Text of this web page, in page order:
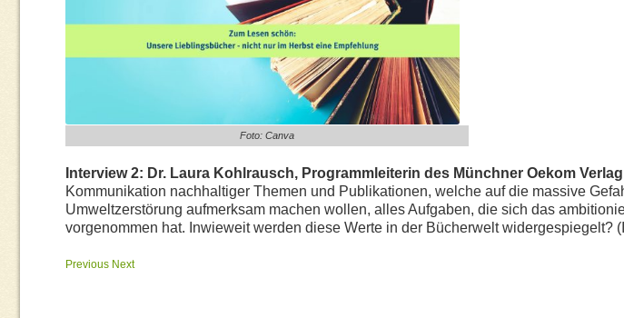
Foto: Canva
Interview 2: Dr. Laura Kohlrausch, Programmleiterin des Münchner Oekom
Kommunikation nachhaltiger Themen und Publikationen, welche auf die massive
Umweltzerstörung aufmerksam machen wollen, alles Aufgaben, die sich das
vorgenommen hat. Inwieweit werden diese Werte in der Bücherwelt widergespiegelt?
Previous Next